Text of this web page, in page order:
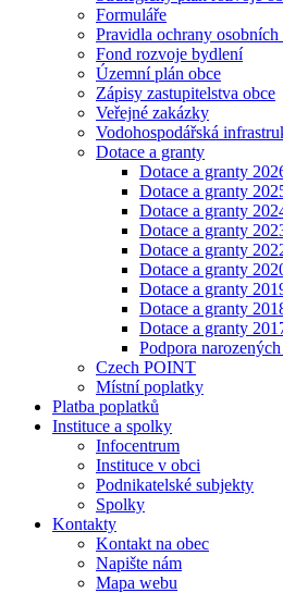
Formuláře
Pravidla ochrany
Fond rozvoje bydlení
Územní plán obce
Zápisy zastupitelstva obce
Veřejné zakázky
Vodohospodářská
Dotace a granty
Dotace a granty
Dotace a granty
Dotace a granty
Dotace a granty
Dotace a granty
Dotace a granty
Dotace a granty
Dotace a granty
Dotace a granty
Podpora
Czech POINT
Místní poplatky
Platba poplatků
Instituce a spolky
Infocentrum
Instituce v obci
Podnikatelské subjekty
Spolky
Kontakty
Kontakt na obec
Napište nám
Mapa webu